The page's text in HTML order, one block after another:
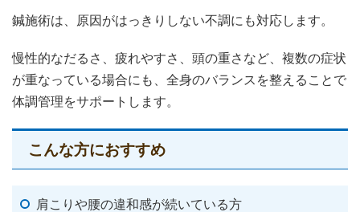
鍼施術は、原因がはっきりしない不調にも対応します。
慢性的なだるさ、疲れやすさ、頭の重さなど、複数の症状
が重なっている場合にも、全身のバランスを整えることで
体調管理をサポートします。
こんな方におすすめ
肩こりや腰の違和感が続いている方